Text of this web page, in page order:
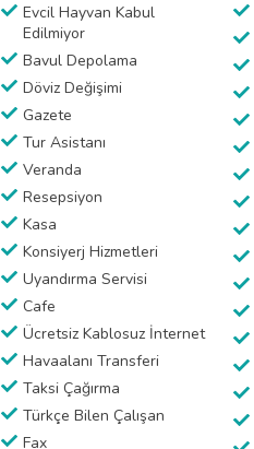
Evcil Hayvan Kabul
Edilmiyor
Bavul Depolama
Döviz Değişimi
Gazete
Tur Asistanı
Veranda
Resepsiyon
Kasa
Konsiyerj Hizmetleri
Uyandırma Servisi
Cafe
Ücretsiz Kablosuz İnternet
Havaalanı Transferi
Taksi Çağırma
Türkçe Bilen Çalışan
Fax